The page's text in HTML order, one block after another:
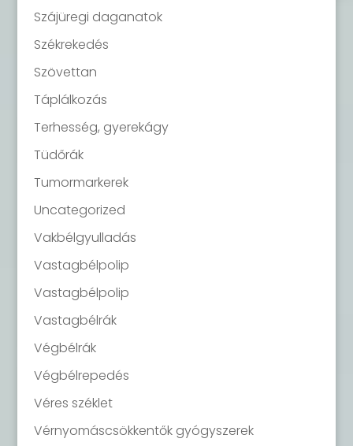
Szájüregi daganatok
Székrekedés
Szövettan
Táplálkozás
Terhesség, gyerekágy
Tüdőrák
Tumormarkerek
Uncategorized
Vakbélgyulladás
Vastagbélpolip
Vastagbélpolip
Vastagbélrák
Végbélrák
Végbélrepedés
Véres széklet
Vérnyomáscsökkentők gyógyszerek